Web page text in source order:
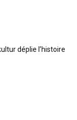
déplie l’histoire